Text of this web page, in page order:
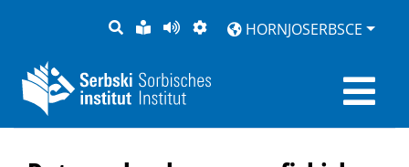
PYTANJE
LOCHKA
RĚČ
STRONU
PŘEDČITAĆ
ZWOBRAZNJENJE
HORNJOSERBSCE